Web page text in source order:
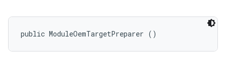
public ModuleOemTargetPreparer ()